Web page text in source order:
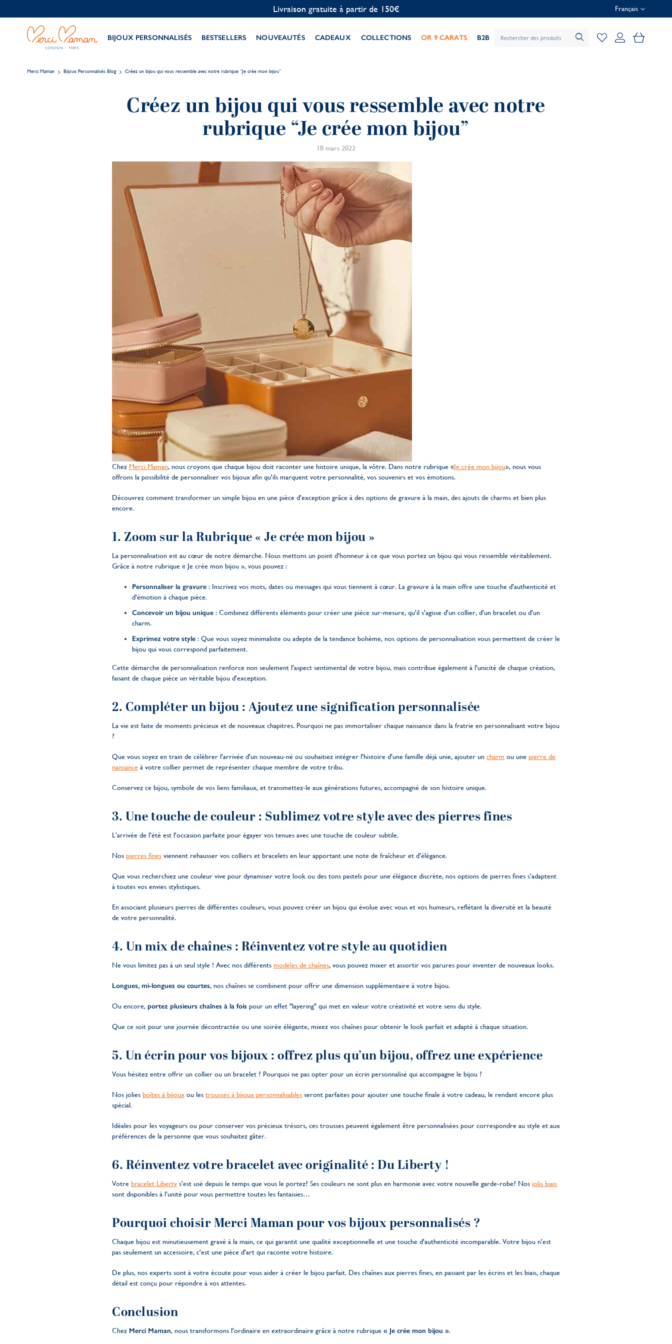
Personnalisation offerte Français
BIJOUX PERSONNALISÉS BESTSELLERS NOUVEAUTÉS CADEAUX COLLECTIONS OR 9 CARATS B2B Mon
Merci Maman Bijoux Personnalisés Blog Créez un bijou qui vous ressemble avec notre rubrique “Je crée mon bijou”
Créez un bijou qui vous ressemble avec notre
rubrique “Je crée mon bijou”
18 mars 2022
Chez Merci Maman, nous croyons que chaque bijou doit raconter une histoire unique, la vôtre. Dans notre rubrique «Je crée mon bijou», nous vous
offrons la possibilité de personnaliser vos bijoux afin qu'ils marquent votre personnalité, vos souvenirs et vos émotions.
Découvrez comment transformer un simple bijou en une pièce d'exception grâce à des options de gravure à la main, des ajouts de charms et bien plus
encore.
1. Zoom sur la Rubrique « Je crée mon bijou »
La personnalisation est au cœur de notre démarche. Nous mettons un point d'honneur à ce que vous portez un bijou qui vous ressemble véritablement.
Grâce à notre rubrique « Je crée mon bijou », vous pouvez :
Personnaliser la gravure : Inscrivez vos mots, dates ou messages qui vous tiennent à cœur. La gravure à la main offre une touche d'authenticité et
d'émotion à chaque pièce.
Concevoir un bijou unique : Combinez différents éléments pour créer une pièce sur-mesure, qu'il s'agisse d'un collier, d'un bracelet ou d'un
charm.
Exprimez votre style : Que vous soyez minimaliste ou adepte de la tendance bohème, nos options de personnalisation vous permettent de créer le
bijou qui vous correspond parfaitement.
Cette démarche de personnalisation renforce non seulement l'aspect sentimental de votre bijou, mais contribue également à l'unicité de chaque création,
faisant de chaque pièce un véritable bijou d'exception.
2. Compléter un bijou : Ajoutez une signification personnalisée
La vie est faite de moments précieux et de nouveaux chapitres. Pourquoi ne pas immortaliser chaque naissance dans la fratrie en personnalisant votre bijou
?
Que vous soyez en train de célébrer l'arrivée d'un nouveau-né ou souhaitiez intégrer l'histoire d'une famille déjà unie, ajouter un charm ou une pierre de
naissance à votre collier permet de représenter chaque membre de votre tribu.
Conservez ce bijou, symbole de vos liens familiaux, et transmettez-le aux générations futures, accompagné de son histoire unique.
3. Une touche de couleur : Sublimez votre style avec des pierres fines
L’arrivée de l’été est l'occasion parfaite pour égayer vos tenues avec une touche de couleur subtile.
Nos pierres fines viennent rehausser vos colliers et bracelets en leur apportant une note de fraîcheur et d'élégance.
Que vous recherchiez une couleur vive pour dynamiser votre look ou des tons pastels pour une élégance discrète, nos options de pierres fines s’adaptent
à toutes vos envies stylistiques.
En associant plusieurs pierres de différentes couleurs, vous pouvez créer un bijou qui évolue avec vous et vos humeurs, reflétant la diversité et la beauté
de votre personnalité.
4. Un mix de chaînes : Réinventez votre style au quotidien
Ne vous limitez pas à un seul style ! Avec nos différents modèles de chaînes, vous pouvez mixer et assortir vos parures pour inventer de nouveaux looks.
Longues, mi-longues ou courtes, nos chaînes se combinent pour offrir une dimension supplémentaire à votre bijou.
Ou encore, portez plusieurs chaînes à la fois pour un effet "layering" qui met en valeur votre créativité et votre sens du style.
Que ce soit pour une journée décontractée ou une soirée élégante, mixez vos chaînes pour obtenir le look parfait et adapté à chaque situation.
5. Un écrin pour vos bijoux : offrez plus qu’un bijou, offrez une expérience
Vous hésitez entre offrir un collier ou un bracelet ? Pourquoi ne pas opter pour un écrin personnalisé qui accompagne le bijou ?
Nos jolies boîtes à bijoux ou les trousses à bijoux personnalisables seront parfaites pour ajouter une touche finale à votre cadeau, le rendant encore plus
spécial.
Idéales pour les voyageurs ou pour conserver vos précieux trésors, ces trousses peuvent également être personnalisées pour correspondre au style et aux
préférences de la personne que vous souhaitez gâter.
6. Réinventez votre bracelet avec originalité : Du Liberty !
Votre bracelet Liberty s’est usé depuis le temps que vous le portez? Ses couleurs ne sont plus en harmonie avec votre nouvelle garde-robe? Nos jolis biais
sont disponibles à l’unité pour vous permettre toutes les fantaisies…
Pourquoi choisir Merci Maman pour vos bijoux personnalisés ?
Chaque bijou est minutieusement gravé à la main, ce qui garantit une qualité exceptionnelle et une touche d'authenticité incomparable. Votre bijou n'est
pas seulement un accessoire, c'est une pièce d'art qui raconte votre histoire.
De plus, nos experts sont à votre écoute pour vous aider à créer le bijou parfait. Des chaînes aux pierres fines, en passant par les écrins et les biais, chaque
détail est conçu pour répondre à vos attentes.
Conclusion
Chez Merci Maman, nous transformons l'ordinaire en extraordinaire grâce à notre rubrique « Je crée mon bijou ».